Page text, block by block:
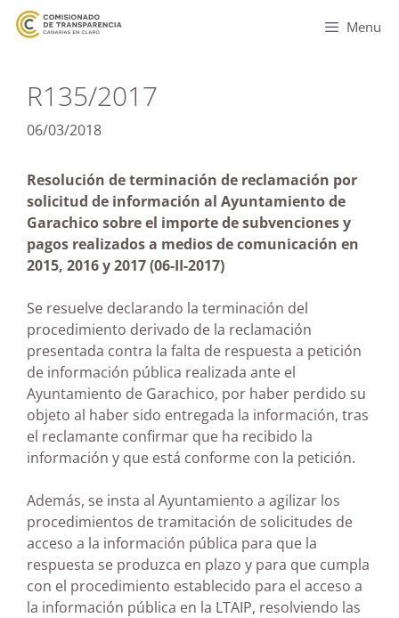
Menu
R135/2017
06/03/2018
Resolución de terminación de reclamación por
solicitud de información al Ayuntamiento de
Garachico sobre el importe de subvenciones y
pagos realizados a medios de comunicación en
2015, 2016 y 2017(06-II-2017)
Se resuelve declarando la terminación del
procedimiento derivado de la reclamación
presentada contra la falta de respuesta a petición
de información pública realizada ante el
Ayuntamiento de Garachico, por haber perdido su
objeto al haber sido entregada la información, tras
el reclamante confirmar que ha recibido la
información y que está conforme con la petición.
Además, se insta al Ayuntamiento a agilizar los
procedimientos de tramitación de solicitudes de
acceso a la información pública para que la
respuesta se produzca en plazo y para que cumpla
con el procedimiento establecido para el acceso a
la información pública en la LTAIP, resolviendo las